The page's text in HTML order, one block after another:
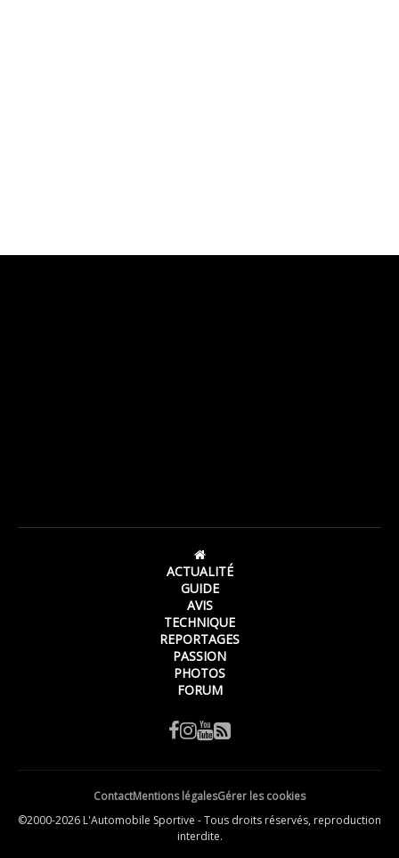
ACTUALITÉ
GUIDE
AVIS
TECHNIQUE
REPORTAGES
PASSION
PHOTOS
FORUM
ContactMentions légalesGérer les cookies
©2000-2026 L'Automobile Sportive - Tous droits réservés, reproduction
interdite.